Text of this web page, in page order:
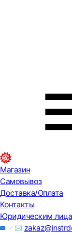
Магазин
Самовывоз
Доставка/Оплата
Контакты
Юридическим